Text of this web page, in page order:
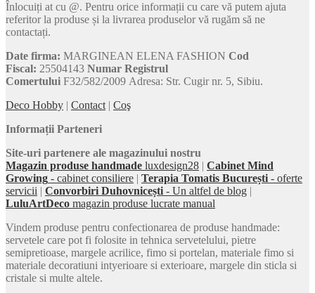
Înlocuiți at cu @. Pentru orice informații cu care vă putem ajuta
referitor la produse și la livrarea produselor vă rugăm să ne
contactați.
Date firma: MARGINEAN ELENA FASHION Cod
Fiscal: 25504143 Numar Registrul
Comertului F32/582/2009 Adresa: Str. Cugir nr. 5, Sibiu.
Deco Hobby | Contact | Coş
Informații Parteneri
Site-uri partenere ale magazinului nostru
Magazin produse handmade luxdesign28 | Cabinet Mind
Growing - cabinet consiliere | Terapia Tomatis București - oferte
servicii | Convorbiri Duhovnicești - Un altfel de blog |
LuluArtDeco magazin produse lucrate manual
Vindem produse pentru confectionarea de produse handmade:
servetele care pot fi folosite in tehnica servetelului, pietre
semipretioase, margele acrilice, fimo si portelan, materiale fimo si
materiale decoratiuni intyerioare si exterioare, margele din sticla si
cristale si multe altele.